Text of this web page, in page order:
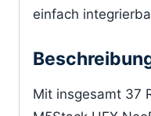
einfach
Mit insgesamt 37